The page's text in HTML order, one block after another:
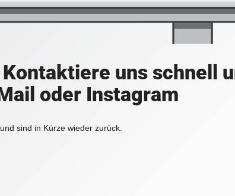
uns schnell
oder Instagram
sind in Kürze wieder zurück.